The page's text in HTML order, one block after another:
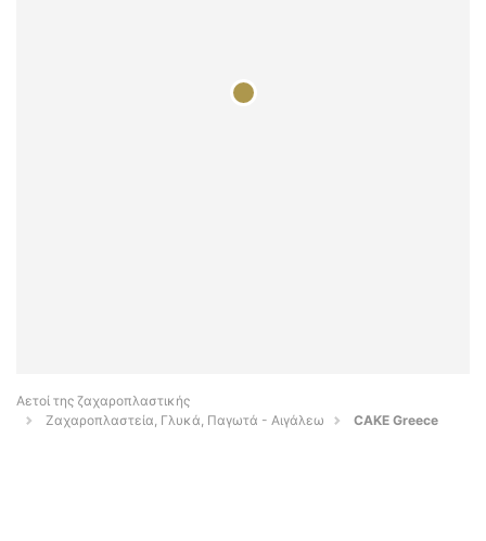
Αετοί της ζαχαροπλαστικής
Ζαχαροπλαστεία, Γλυκά, Παγωτά - Αιγάλεω
CAKE Greece